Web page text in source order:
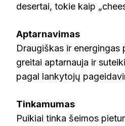
desertai, tokie kaip
Aptarnavimas
Draugiškas ir energingas
greitai aptarnauja ir
pagal lankytojų
Tinkamumas
Puikiai tinka šeimos